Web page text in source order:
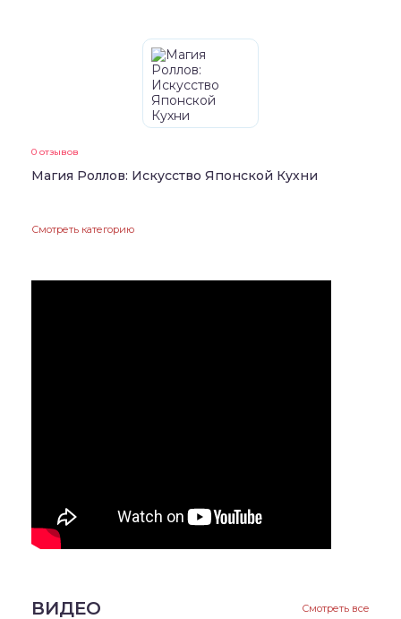
0 отзывов
Магия Роллов: Искусство Японской Кухни
Смотреть категорию
ВИДЕО Смотреть все